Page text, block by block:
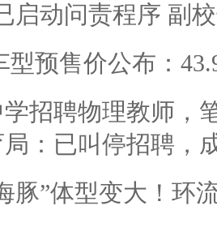
启动问责程序 副
型预售价公布：
招聘物理教师，
：已叫停招聘，
豚”体型变大！环